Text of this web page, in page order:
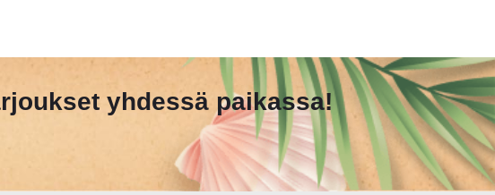
yhdessä paikassa!